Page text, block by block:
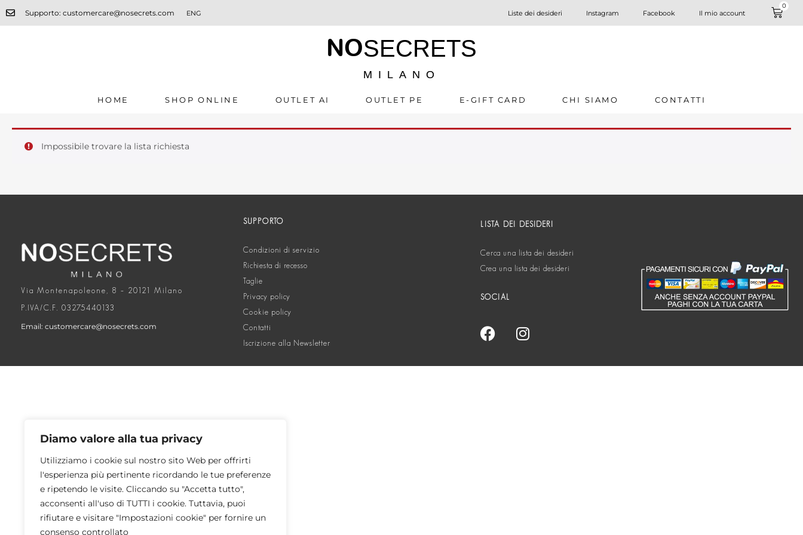
Diamo valore alla tua privacy
Utilizziamo i cookie sul nostro sito Web per offrirti
l'esperienza più pertinente ricordando le tue preferenze
e ripetendo le visite. Cliccando su "Accetta tutto",
acconsenti all'uso di TUTTI i cookie. Tuttavia, puoi
rifiutare e visitare "Impostazioni cookie" per fornire un
consenso controllato
Supporto: customercare@nosecrets.com ENG Liste dei desideri Instagram Facebook Il mio account
0
NOSECRETS
MILANO
HOME SHOP ONLINE OUTLET AI OUTLET PE E-GIFT CARD CHI SIAMO CONTATTI
Impossibile trovare la lista richiesta
Via Montenapoleone, 8 – 20121 Milano
P.IVA/C.F. 03275440133
Email: customercare@nosecrets.com
SUPPORTO
Condizioni di servizio
Richiesta di recesso
Taglie
Privacy policy
Cookie policy
Contatti
Iscrizione alla Newsletter
LISTA DEI DESIDERI
Cerca una lista dei desideri
Crea una lista dei desideri
SOCIAL